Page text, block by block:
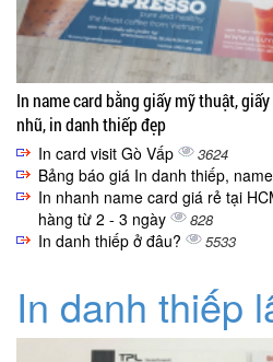
In name card bằng giấy mỹ thuật,
nhũ, in danh thiếp đẹp
In card visit Gò Vấp 3624
Bảng báo giá In danh thiếp,
In nhanh name card giá rẻ tại
hàng từ 2 - 3 ngày
828
In danh thiếp ở đâu? 5533
In danh thiếp